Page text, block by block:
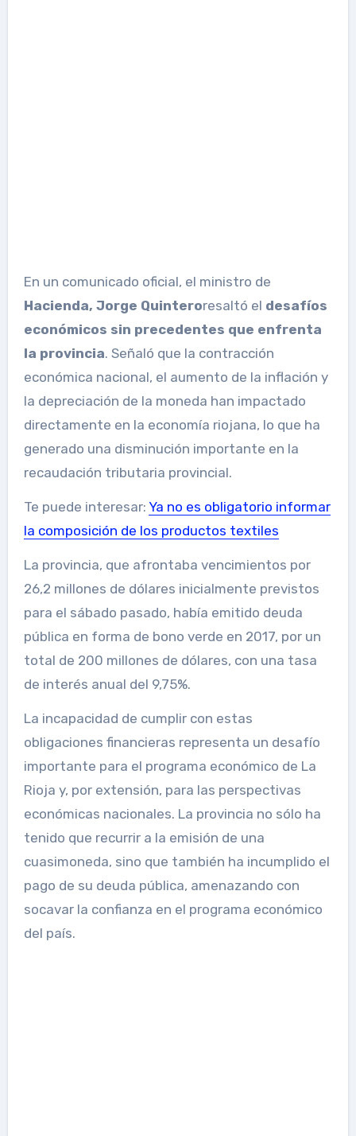
En un comunicado oficial, el ministro de
Hacienda, Jorge Quinteroresaltó el desafíos
económicos sin precedentes que enfrenta
la provincia. Señaló que la contracción
económica nacional, el aumento de la inflación y
la depreciación de la moneda han impactado
directamente en la economía riojana, lo que ha
generado una disminución importante en la
recaudación tributaria provincial.
Te puede interesar: Ya no es obligatorio informar
la composición de los productos textiles
La provincia, que afrontaba vencimientos por
26,2 millones de dólares inicialmente previstos
para el sábado pasado, había emitido deuda
pública en forma de bono verde en 2017, por un
total de 200 millones de dólares, con una tasa
de interés anual del 9,75%.
La incapacidad de cumplir con estas
obligaciones financieras representa un desafío
importante para el programa económico de La
Rioja y, por extensión, para las perspectivas
económicas nacionales. La provincia no sólo ha
tenido que recurrir a la emisión de una
cuasimoneda, sino que también ha incumplido el
pago de su deuda pública, amenazando con
socavar la confianza en el programa económico
del país.